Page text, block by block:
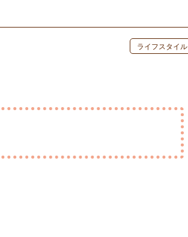
ライフスタイル